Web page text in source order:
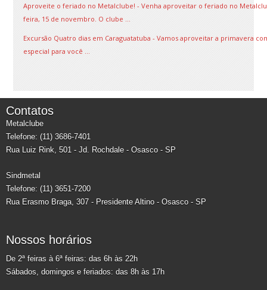
Aproveite o feriado no Metalclube! - Venha aproveitar o feriado no
feira, 15 de novembro. O clube ...
Excursão Quatro dias em Caraguatatuba - Vamos aproveitar a primavera
especial para você ...
Contatos
Metalclube
Telefone: (11) 3686-7401
Rua Luiz Rink, 501 - Jd. Rochdale - Osasco - SP
Sindmetal
Telefone: (11) 3651-7200
Rua Erasmo Braga, 307 - Presidente Altino - Osasco - SP
Nossos horários
De 2ª feiras à 6ª feiras: das 6h às 22h
Sábados, domingos e feriados: das 8h às 17h